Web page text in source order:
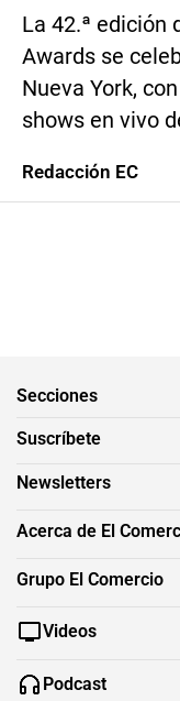
La 42.ª edición
Awards se
Nueva York,
shows en vivo
Redacción EC
Secciones
Suscríbete
Newsletters
Acerca de El
Grupo El Comercio
Videos
Podcast